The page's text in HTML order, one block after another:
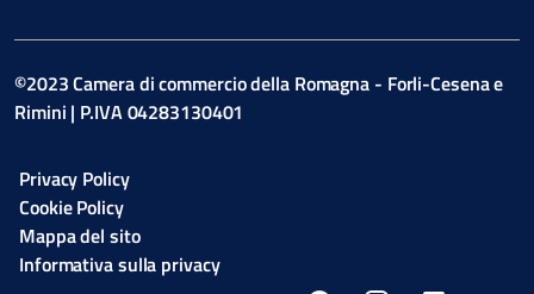
©2023 Camera di commercio della Romagna - Forli-Cesena e
Rimini | P.IVA 04283130401
Privacy Policy
Cookie Policy
Mappa del sito
Informativa sulla privacy